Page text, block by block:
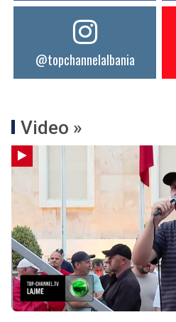
@topchannelalbania
Video »